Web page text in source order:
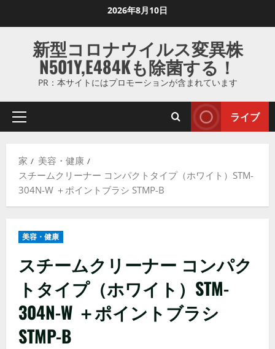
ス
ッ
2026年8月10日
新型コロナウイルス変異株
N501Y,E484Kも除菌する！
PR：本サイトにはプロモーションが含まれています
プ
マ
リ
メ
ー
ライブ
家
美容・健康
スチームクリーナー コンパクトタイプ（ホワイト）STM-
304N-W ＋ポイントブラシ STMP-B
美容・健康
スチームクリーナー コンパク
トタイプ（ホワイト）STM-
304N-W ＋ポイントブラシ
STMP-B